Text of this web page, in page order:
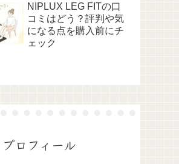
NIPLUX LEG FITの口
コミはどう？評判や気
になる点を購入前にチ
ェック
プロフィール